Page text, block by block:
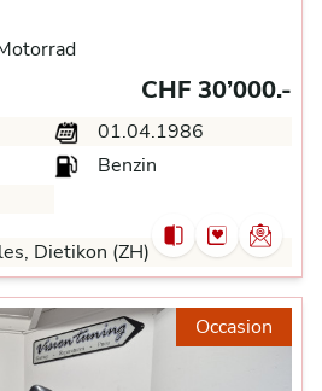
CHF 30’000.-
01.04.1986
Benzin
Dietikon (ZH)
Occasion